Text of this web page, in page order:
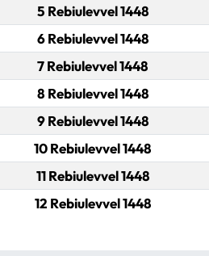
5 Rebiulevvel 1448
6 Rebiulevvel 1448
7 Rebiulevvel 1448
8 Rebiulevvel 1448
9 Rebiulevvel 1448
10 Rebiulevvel 1448
11 Rebiulevvel 1448
12 Rebiulevvel 1448